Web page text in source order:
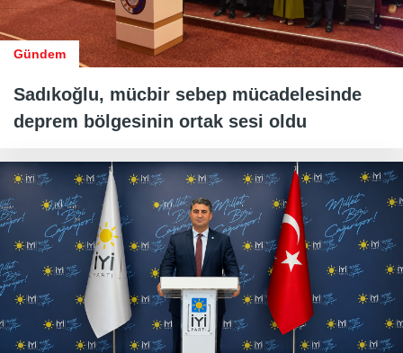
Gündem
Sadıkoğlu, mücbir sebep mücadelesinde
deprem bölgesinin ortak sesi oldu